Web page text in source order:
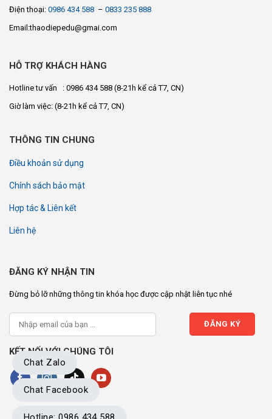
Điện thoại: 0986 434 588 – 0833 235 888
Email:thaodiepedu@gmai.com
HỖ TRỢ KHÁCH HÀNG
Hotline tư vấn : 0986 434 588 (8-21h kể cả T7, CN)
Giờ làm việc: (8-21h kể cả T7, CN)
THÔNG TIN CHUNG
Điều khoản sử dụng
Chính sách bảo mật
Hợp tác & Liên kết
Liên hệ
ĐĂNG KÝ NHẬN TIN
Đừng bỏ lỡ những thông tin khóa học được cập nhật liên tục nhé
KẾT NỐI VỚI CHÚNG TÔI
Chat Zalo
Chat Facebook